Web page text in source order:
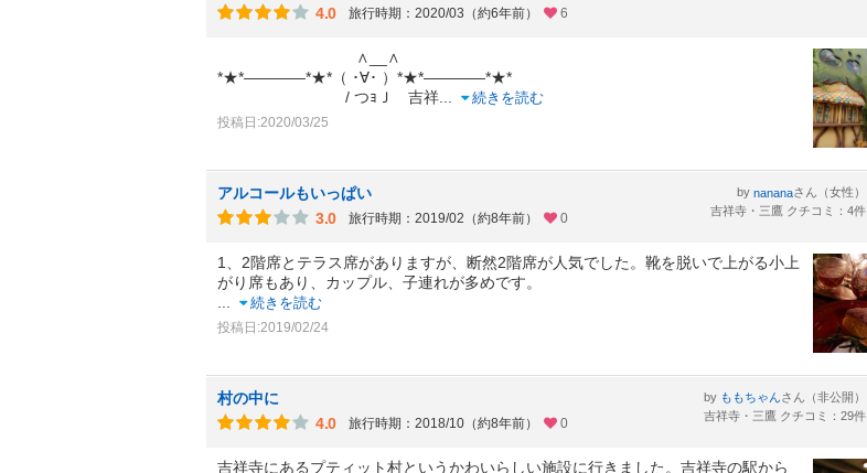
4.0
旅行時期：2020/03（約6年前） 6
∧__∧
*★*――――*★*（ ･∀･ ）*★*――――*★*
/ つｮＪ 吉祥
続きを読む
投稿日:2020/03/25
アルコールもいっぱい
3.0
旅行時期：2019/02（約8年前） 0
by nananaさん（女性）
吉祥寺・三鷹 クチコミ：4件
1、2階席とテラス席がありますが、断然2階席が人気でした。靴を脱いで上がる小上
がり席もあり、カップル、子連れが多めです。
続きを読む
投稿日:2019/02/24
村の中に
4.0
旅行時期：2018/10（約8年前） 0
by ももちゃんさん（非公開）
吉祥寺・三鷹 クチコミ：29件
吉祥寺にあるプティット村というかわいらしい施設に行きました。吉祥寺の駅から